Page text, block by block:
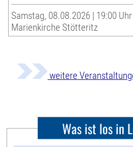
Samstag, 08.08.2026 | 19:00 Uhr
Marienkirche Stötteritz
weitere
Was ist los in